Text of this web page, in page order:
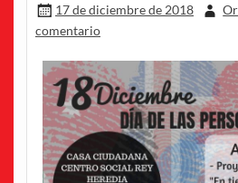
17 de diciembre de 2018
comentario